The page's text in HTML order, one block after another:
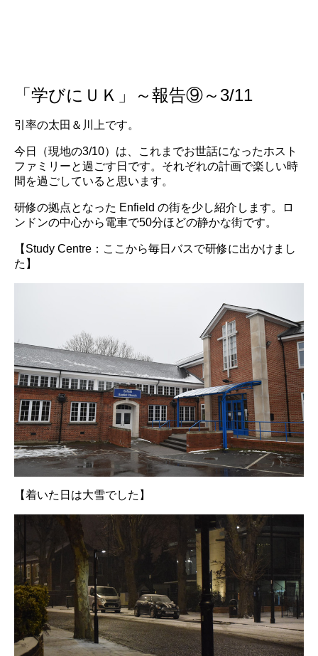
「学びにＵＫ」～報告⑨～3/11
引率の太田＆川上です。
今日（現地の3/10）は、これまでお世話になったホスト
ファミリーと過ごす日です。それぞれの計画で楽しい時
間を過ごしていると思います。
研修の拠点となった Enfield の街を少し紹介します。ロ
ンドンの中心から電車で50分ほどの静かな街です。
【Study Centre：ここから毎日バスで研修に出かけまし
た】
【着いた日は大雪でした】